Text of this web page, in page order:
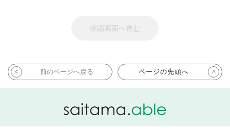
前のページへ戻る ページの先頭へ